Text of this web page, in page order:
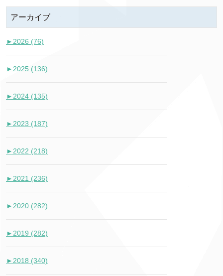
アーカイブ
► 2026 (76)
► 2025 (136)
► 2024 (135)
► 2023 (187)
► 2022 (218)
► 2021 (236)
► 2020 (282)
► 2019 (282)
► 2018 (340)